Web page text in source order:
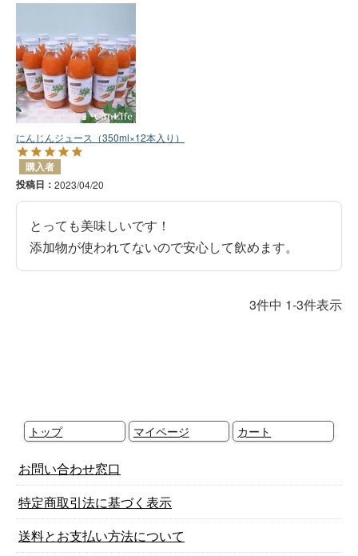
にんじんジュース（350ml×12本入り）
購入者
投稿日
2023/04/20
とっても美味しいです！
添加物が使われてないので安心して飲めます。
3件中 1-3件表示
トップ マイページ カート
お問い合わせ窓口
特定商取引法に基づく表示
送料とお支払い方法について